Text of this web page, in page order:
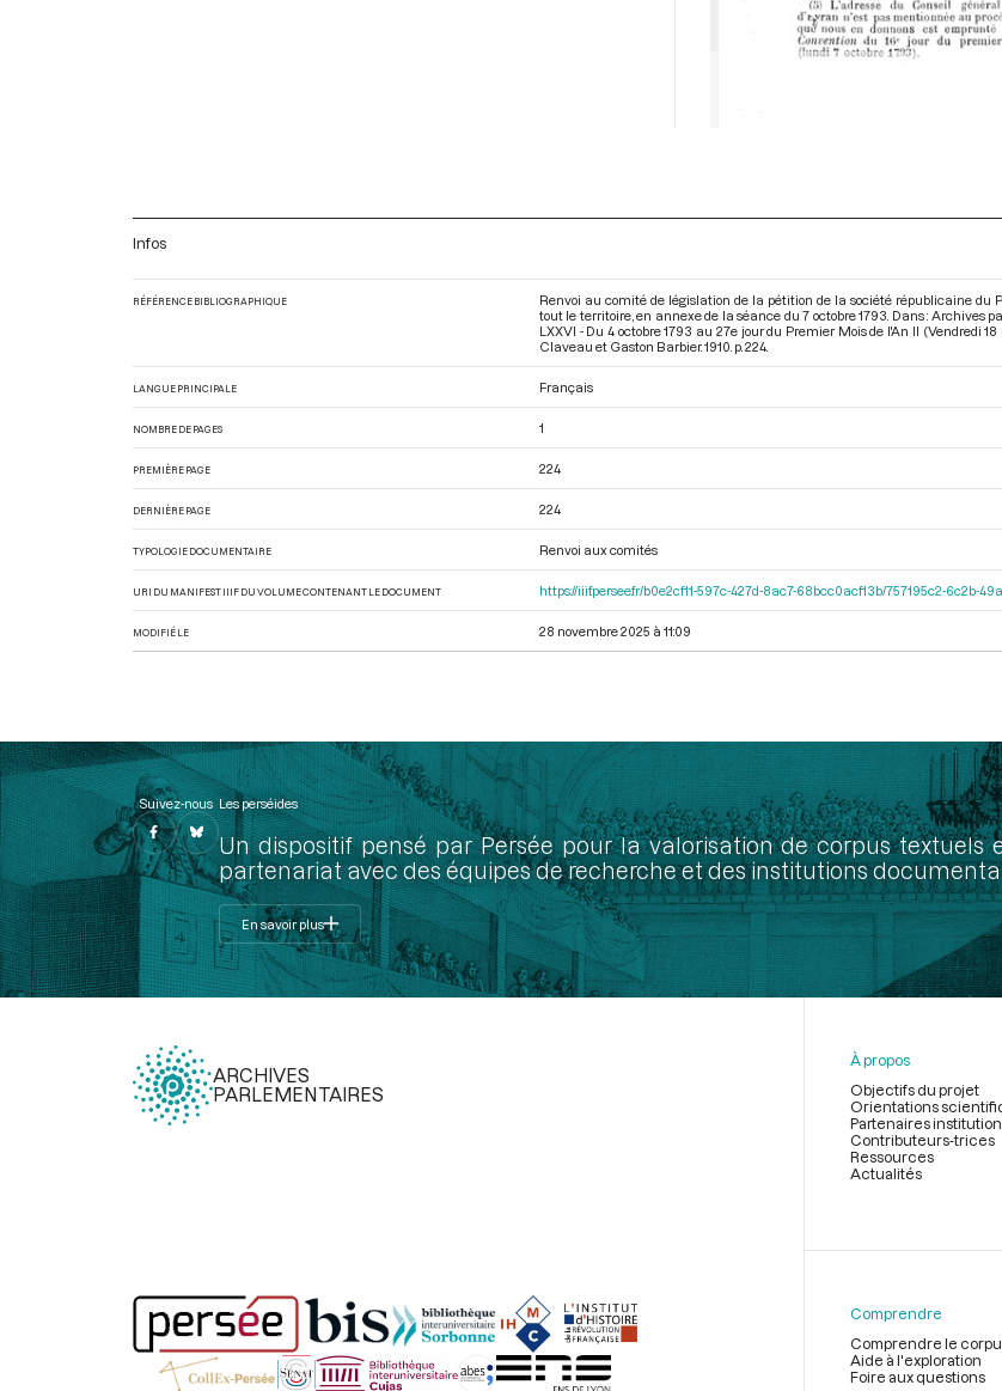
Infos
RÉFÉRENCE BIBLIOGRAPHIQUE
Renvoi au comité de législation de la pétition de la société républicaine
tout le territoire, en annexe de la séance du 7 octobre 1793. Dans :
LXXVI - Du 4 octobre 1793 au 27e jour du Premier Mois de l'An II (Vendredi
Claveau et Gaston Barbier. 1910. p. 224.
LANGUE PRINCIPALE Français
NOMBRE DE PAGES 1
PREMIÈRE PAGE 224
DERNIÈRE PAGE 224
TYPOLOGIE DOCUMENTAIRE Renvoi aux comités
URI DU MANIFEST IIIF DU VOLUME CONTENANT LE DOCUMENT https://iiif.persee.fr/b0e2cf11-597c-427d-8ac7-68bcc0acf13b/757195c2-6c2b-
MODIFIÉ LE 28 novembre 2025 à 11:09
Suivez-nous Les perséides
Un dispositif pensé par Persée pour la valorisation de corpus textuels
partenariat avec des équipes de recherche et des institutions
En savoir plus
ARCHIVES
PARLEMENTAIRES
page
À propos
Objectifs du projet
Orientations
Partenaires
Contributeurs-trices
Ressources
Actualités
Comprendre
Comprendre le
Aide à l'exploration
Foire aux questions